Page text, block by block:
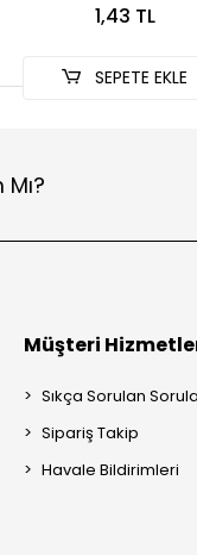
1,43 TL
SEPETE EKLE
Müşteri
Sıkça Sorulan
Sipariş Takip
Havale Bildirimleri